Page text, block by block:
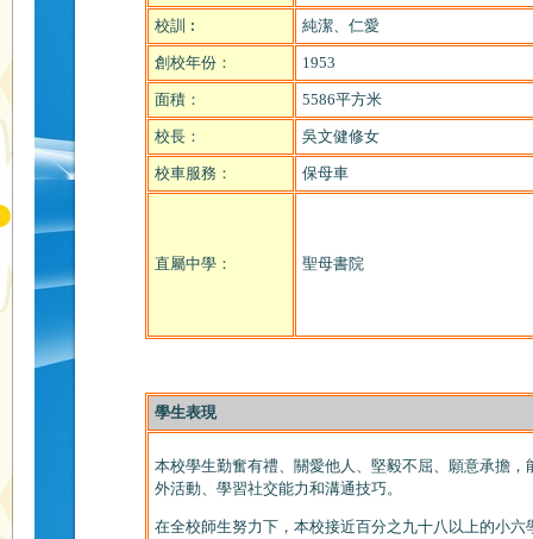
校訓︰ 純潔、仁愛
創校年份： 1953
面積： 5586平方米
校長： 吳文健修女
校車服務： 保母車
直屬中學： 聖母書院
學生表現
本校學生勤奮有禮、關愛他人、堅毅不屈、願意承擔
外活動、學習社交能力和溝通技巧。
在全校師生努力下，本校接近百分之九十八以上的小